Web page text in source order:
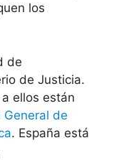
los
de
de Justicia.
ellos están
General de
. España está